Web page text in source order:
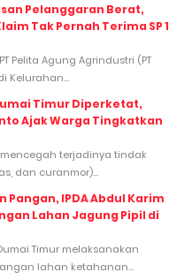
Pelanggaran Berat,
Tak Pernah Terima SP 1
Pelita Agung Agrindustri (PT
Kelurahan...
Timur Diperketat,
Ajak Warga Tingkatkan
terjadinya tindak
dan curanmor)...
Pangan, IPDA Abdul Karim
Lahan Jagung Pipil di
Timur melaksanakan
lahan ketahanan...